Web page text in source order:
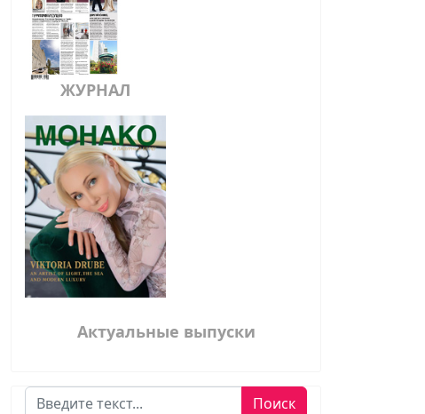
ЖУРНАЛ
Актуальные выпуски
Поиск Поиск